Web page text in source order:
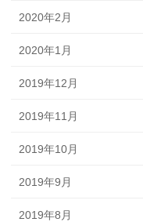
2020年2月
2020年1月
2019年12月
2019年11月
2019年10月
2019年9月
2019年8月